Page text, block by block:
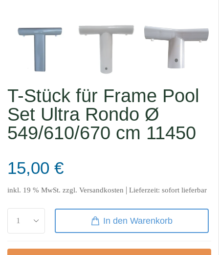
T-Stück für Frame Pool
Set Ultra Rondo Ø
549/610/670 cm 11450
15,00 €
inkl. 19 % MwSt. zzgl. Versandkosten | Lieferzeit: sofort lieferbar
In den Warenkorb